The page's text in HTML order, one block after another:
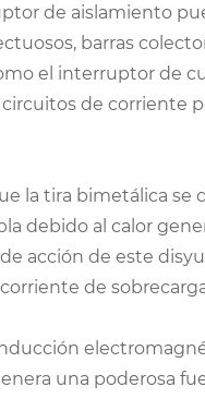
de aislamiento
barras
el interruptor de
de corriente
la tira bimetálica se
debido al calor
acción de este
de
una poderosa